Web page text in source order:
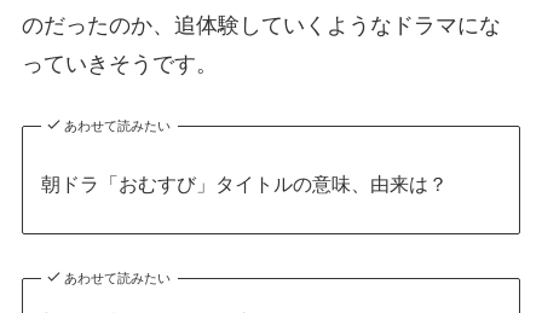
のだったのか、追体験していくようなドラマにな
っていきそうです。
あわせて読みたい
朝ドラ「おむすび」タイトルの意味、由来は？
あわせて読みたい